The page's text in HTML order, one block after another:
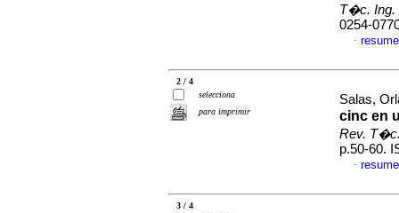
T�c. Ing.
0254-
·
2 / 4
selecciona
para imprimir
Salas,
cinc en
Rev.
p.50-60.
·
3 / 4